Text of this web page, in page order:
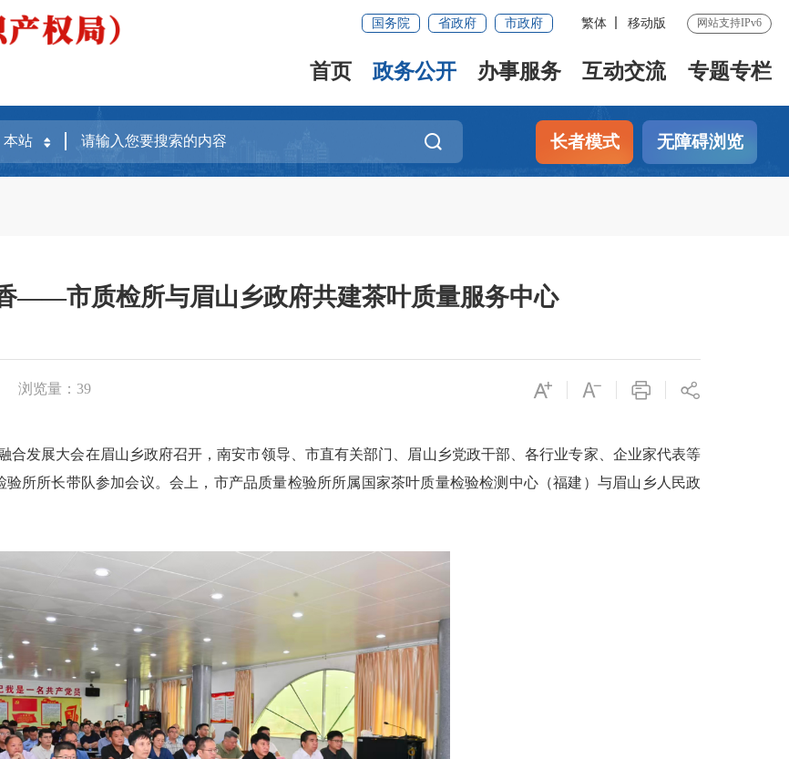
国务院 省政府 市政府 繁体 移动版 网站支持IPv6
首页 政务公开 办事服务 互动交流 专题专栏
长者模式 无障碍浏览
——市质检所与眉山乡政府共建茶叶质量服务中心
浏览量： 39
发展大会在眉山乡政府召开，南安市领导、市直有关部门、眉山乡党政干部、各行业专家、企业家代表等
所所长带队参加会议。会上，市产品质量检验所所属国家茶叶质量检验检测中心（福建）与眉山乡人民政